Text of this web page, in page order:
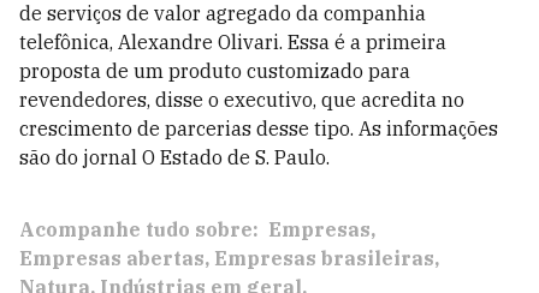
de serviços de valor agregado da companhia
telefônica, Alexandre Olivari. Essa é a primeira
proposta de um produto customizado para
revendedores, disse o executivo, que acredita no
crescimento de parcerias desse tipo. As informações
são do jornal O Estado de S. Paulo.
Acompanhe tudo sobre: Empresas
Empresas abertas Empresas brasileiras
Natura Indústrias em geral